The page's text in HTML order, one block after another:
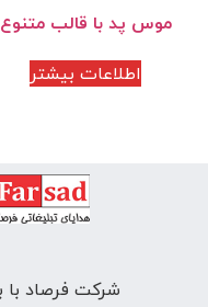
موس پد با قالب متنوع
اطلاعات بیشتر